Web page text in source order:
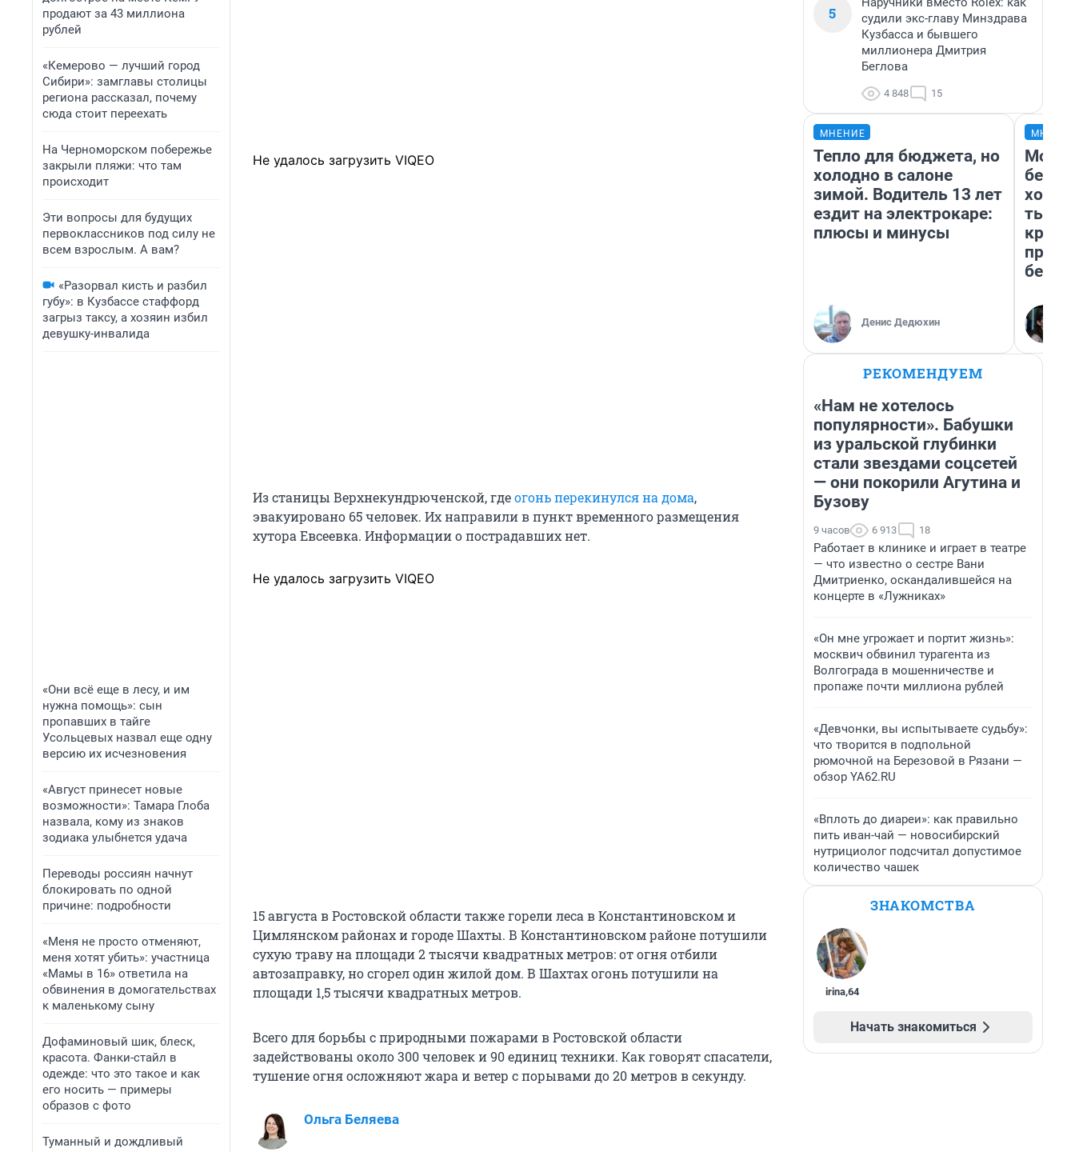
продают за 43 миллиона
рублей
«Кемерово — лучший город
Сибири»: замглавы столицы
региона рассказал, почему
сюда стоит переехать
На Черноморском побережье
закрыли пляжи: что там
происходит
Эти вопросы для будущих
первоклассников под силу не
всем взрослым. А вам?
«Разорвал кисть и разбил
губу»: в Кузбассе стаффорд
загрыз таксу, а хозяин избил
девушку-инвалида
«Они всё еще в лесу, и им
нужна помощь»: сын
пропавших в тайге
Усольцевых назвал еще одну
версию их исчезновения
«Август принесет новые
возможности»: Тамара Глоба
назвала, кому из знаков
зодиака улыбнется удача
Переводы россиян начнут
блокировать по одной
причине: подробности
«Меня не просто отменяют,
меня хотят убить»: участница
«Мамы в 16» ответила на
обвинения в домогательствах
к маленькому сыну
Дофаминовый шик, блеск,
красота. Фанки-стайл в
одежде: что это такое и как
его носить — примеры
образов с фото
Туманный и дождливый
Не удалось загрузить VIQEO
Из станицы Верхнекундрюченской, гдеогонь перекинулся на дома,
эвакуировано 65 человек. Их направили в пункт временного размещения
хутора Евсеевка. Информации о пострадавших нет.
Не удалось загрузить VIQEO
15 августа в Ростовской области также горели леса в Константиновском и
Цимлянском районах и городе Шахты. В Константиновском районе потушили
сухую траву на площади 2 тысячи квадратных метров: от огня отбили
автозаправку, но сгорел один жилой дом. В Шахтах огонь потушили на
площади 1,5 тысячи квадратных метров.
Всего для борьбы с природными пожарами в Ростовской области
задействованы около 300 человек и 90 единиц техники. Как говорят спасатели,
тушение огня осложняют жара и ветер с порывами до 20 метров в секунду.
Ольга Беляева
5
судили экс-главу Минздрава
Кузбасса и бывшего
миллионера Дмитрия
Беглова
4 848 15
МНЕНИЕ
Тепло для бюджета, но
холодно в салоне
зимой. Водитель 13 лет
ездит на электрокаре:
плюсы и минусы
Денис Дедюхин
Мой
РЕКОМЕНДУЕМ
«Нам не хотелось
популярности». Бабушки
из уральской глубинки
стали звездами соцсетей
— они покорили Агутина и
Бузову
9 часов 6 913 18
Работает в клинике и играет в театре
— что известно о сестре Вани
Дмитриенко, оскандалившейся на
концерте в «Лужниках»
«Он мне угрожает и портит жизнь»:
москвич обвинил турагента из
Волгограда в мошенничестве и
пропаже почти миллиона рублей
«Девчонки, вы испытываете судьбу»:
что творится в подпольной
рюмочной на Березовой в Рязани —
обзор YA62.RU
«Вплоть до диареи»: как правильно
пить иван-чай — новосибирский
нутрициолог подсчитал допустимое
количество чашек
ЗНАКОМСТВА
irina,64
Начать знакомиться